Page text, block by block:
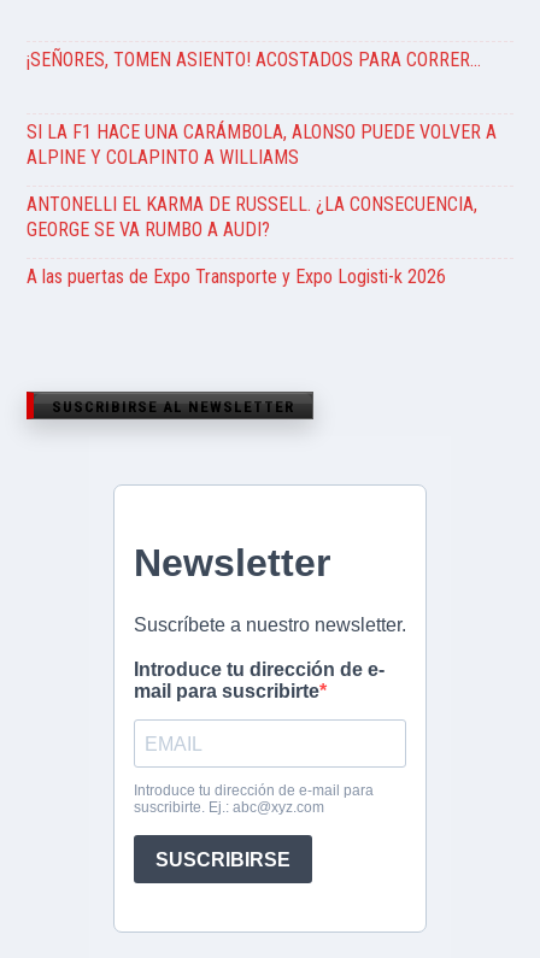
¡SEÑORES, TOMEN ASIENTO! ACOSTADOS PARA CORRER…
SI LA F1 HACE UNA CARÁMBOLA, ALONSO PUEDE VOLVER A
ALPINE Y COLAPINTO A WILLIAMS
ANTONELLI EL KARMA DE RUSSELL. ¿LA CONSECUENCIA,
GEORGE SE VA RUMBO A AUDI?
A las puertas de Expo Transporte y Expo Logisti-k 2026
SUSCRIBIRSE AL NEWSLETTER